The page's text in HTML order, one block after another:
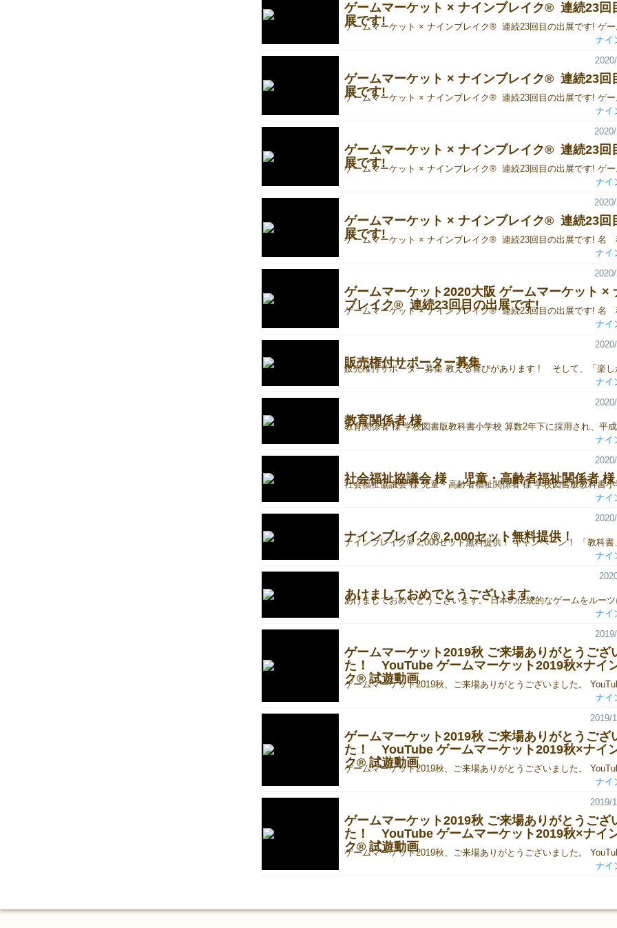
ゲームマーケット × ナインブレイク® ‬ ‪連続23回
展です!‬
ナイ
ゲームマーケット × ナインブレイク® ‬ ‪連続23回
展です!‬
ナイ
ゲームマーケット × ナインブレイク® ‬ ‪連続23回
展です!‬
ナイ
ゲームマーケット × ナインブレイク® ‬ ‪連続23回
展です!‬
ナイ
ゲームマーケット2020大阪‬ ゲームマーケット ×
ブレイク® ‬ ‪連続23回目の出展です!‬
ナイ
販売権付サポーター募集
ナイ
教育関係者 様
ナイ
社会福祉協議会 様 児童・高齢者福祉関係者 様
ナイ
ナインブレイク® 2,000セット無料提供！‬
ナイ
あけましておめでとうございます。
ナイ
ゲームマーケット2019秋 ご来場ありがとうござ
た！ YouTube ゲームマーケット2019秋×ナイ
ク® 試遊動画‬
ナイ
ゲームマーケット2019秋 ご来場ありがとうござ
た！ YouTube ゲームマーケット2019秋×ナイ
ク® 試遊動画‬
2019/
ナイ
ゲームマーケット2019秋 ご来場ありがとうござ
た！ YouTube ゲームマーケット2019秋×ナイ
ク® 試遊動画‬
2019/
ナイ